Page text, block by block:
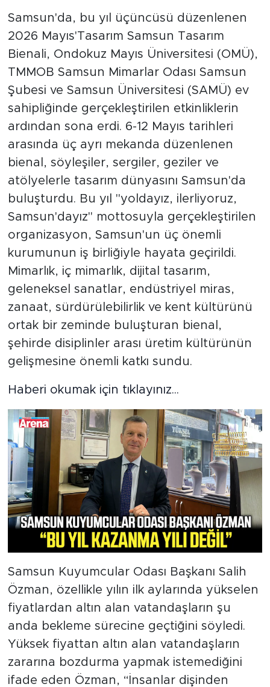
Samsun'da, bu yıl üçüncüsü düzenlenen
2026 Mayıs'Tasarım Samsun Tasarım
Bienali, Ondokuz Mayıs Üniversitesi (OMÜ),
TMMOB Samsun Mimarlar Odası Samsun
Şubesi ve Samsun Üniversitesi (SAMÜ) ev
sahipliğinde gerçekleştirilen etkinliklerin
ardından sona erdi. 6-12 Mayıs tarihleri
arasında üç ayrı mekanda düzenlenen
bienal, söyleşiler, sergiler, geziler ve
atölyelerle tasarım dünyasını Samsun'da
buluşturdu. Bu yıl "yoldayız, ilerliyoruz,
Samsun'dayız" mottosuyla gerçekleştirilen
organizasyon, Samsun'un üç önemli
kurumunun iş birliğiyle hayata geçirildi.
Mimarlık, iç mimarlık, dijital tasarım,
geleneksel sanatlar, endüstriyel miras,
zanaat, sürdürülebilirlik ve kent kültürünü
ortak bir zeminde buluşturan bienal,
şehirde disiplinler arası üretim kültürünün
gelişmesine önemli katkı sundu.
Haberi okumak için tıklayınız...
Samsun Kuyumcular Odası Başkanı Salih
Özman, özellikle yılın ilk aylarında yükselen
fiyatlardan altın alan vatandaşların şu
anda bekleme sürecine geçtiğini söyledi.
Yüksek fiyattan altın alan vatandaşların
zararına bozdurma yapmak istemediğini
ifade eden Özman, “İnsanlar dişinden